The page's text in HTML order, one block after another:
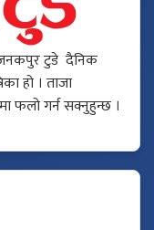
जनकपुर टुडे दैनिक
हो । ताजा
फलो गर्न सक्नुहुन्छ ।